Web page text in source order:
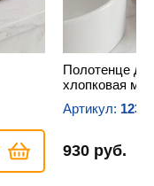
Полотенце
хлопковая
Артикул:
930 руб.